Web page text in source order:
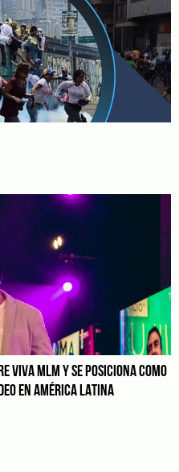
VIVA MLM Y SE POSICIONA COMO
EN AMÉRICA LATINA